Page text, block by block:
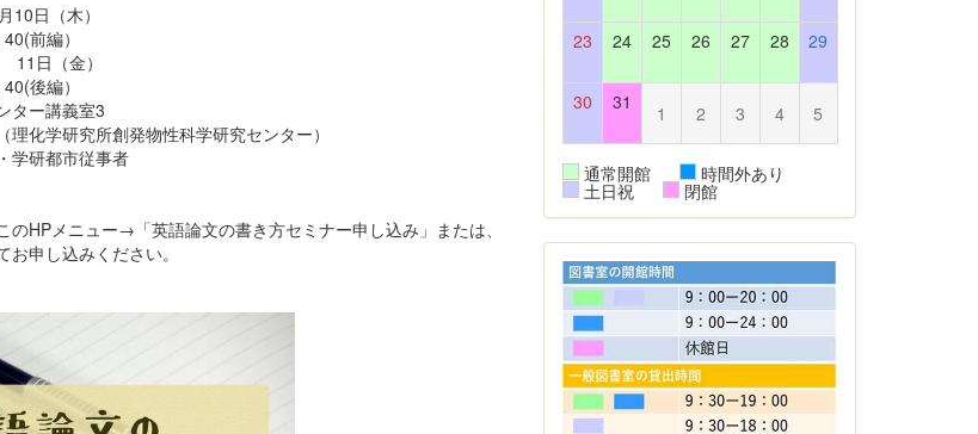
10日（木）
前編）
）
後編）
ター講義室3
化学研究所創発物性科学研究センター）
研都市従事者
のHPメニュー→「英語論文の書き方セミナー申し込み」または、
申し込みください。
23 24 25 26 27 28 29
30 31 1 2 3 4 5
通常開館 時間外あり
土日祝 閉館